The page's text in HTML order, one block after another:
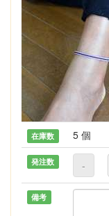
在庫数 5 個
発注数 -
備考